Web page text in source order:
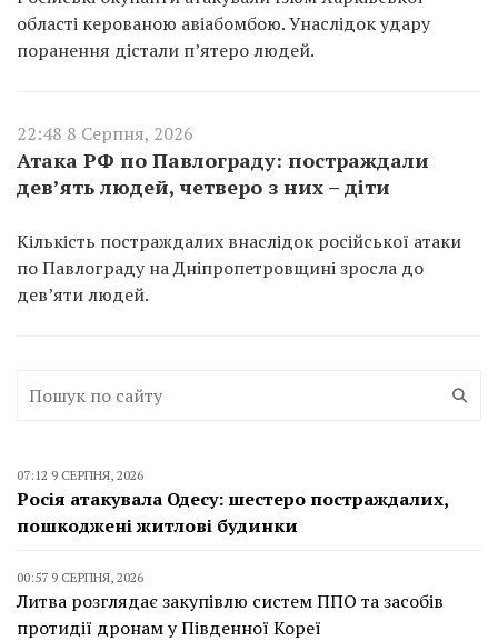
області керованою авіабомбою. Унаслідок удару
поранення дістали п’ятеро людей.
22:48 8 Серпня, 2026
Атака РФ по Павлограду: постраждали
дев’ять людей, четверо з них – діти
Кількість постраждалих внаслідок російської атаки
по Павлограду на Дніпропетровщині зросла до
дев’яти людей.
07:12 9 СЕРПНЯ, 2026
Росія атакувала Одесу: шестеро постраждалих,
пошкоджені житлові будинки
00:57 9 СЕРПНЯ, 2026
Литва розглядає закупівлю систем ППО та засобів
протидії дронам у Південної Кореї